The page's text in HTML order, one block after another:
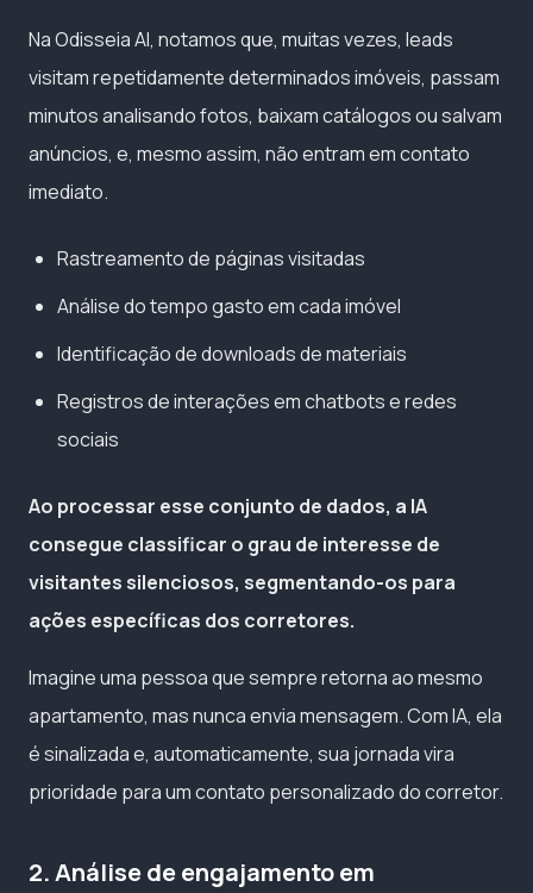
Na Odisseia AI, notamos que, muitas vezes, leads
visitam repetidamente determinados imóveis, passam
minutos analisando fotos, baixam catálogos ou salvam
anúncios, e, mesmo assim, não entram em contato
imediato.
Rastreamento de páginas visitadas
Análise do tempo gasto em cada imóvel
Identificação de downloads de materiais
Registros de interações em chatbots e redes
sociais
Ao processar esse conjunto de dados, a IA
consegue classificar o grau de interesse de
visitantes silenciosos, segmentando-os para
ações específicas dos corretores.
Imagine uma pessoa que sempre retorna ao mesmo
apartamento, mas nunca envia mensagem. Com IA, ela
é sinalizada e, automaticamente, sua jornada vira
prioridade para um contato personalizado do corretor.
2. Análise de engajamento em